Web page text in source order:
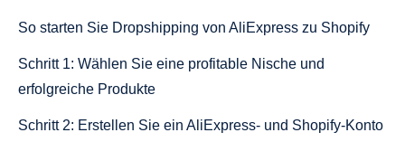
So starten Sie Dropshipping von AliExpress zu Shopify
Schritt 1: Wählen Sie eine profitable Nische und
erfolgreiche Produkte
Schritt 2: Erstellen Sie ein AliExpress- und Shopify-Konto